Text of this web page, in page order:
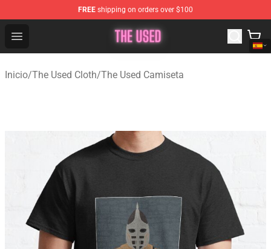
FREE shipping on orders over $100
Open menu
The Used Store - Official The Used Merchandise Shop
Inicio/The Used Cloth/The Used Camiseta